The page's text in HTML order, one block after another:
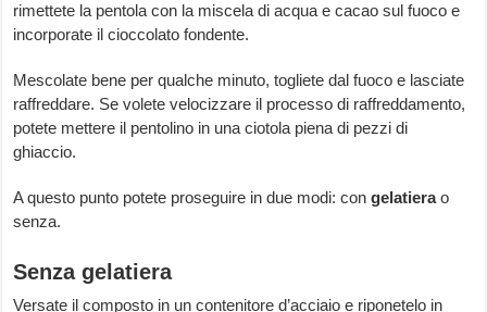
rimettete la pentola con la miscela di acqua e cacao sul fuoco e
incorporate il cioccolato fondente.
Mescolate bene per qualche minuto, togliete dal fuoco e lasciate
raffreddare. Se volete velocizzare il processo di raffreddamento,
potete mettere il pentolino in una ciotola piena di pezzi di
ghiaccio.
A questo punto potete proseguire in due modi: con gelatierao
senza.
Senza gelatiera
Versate il composto in un contenitore d’acciaio e riponetelo in